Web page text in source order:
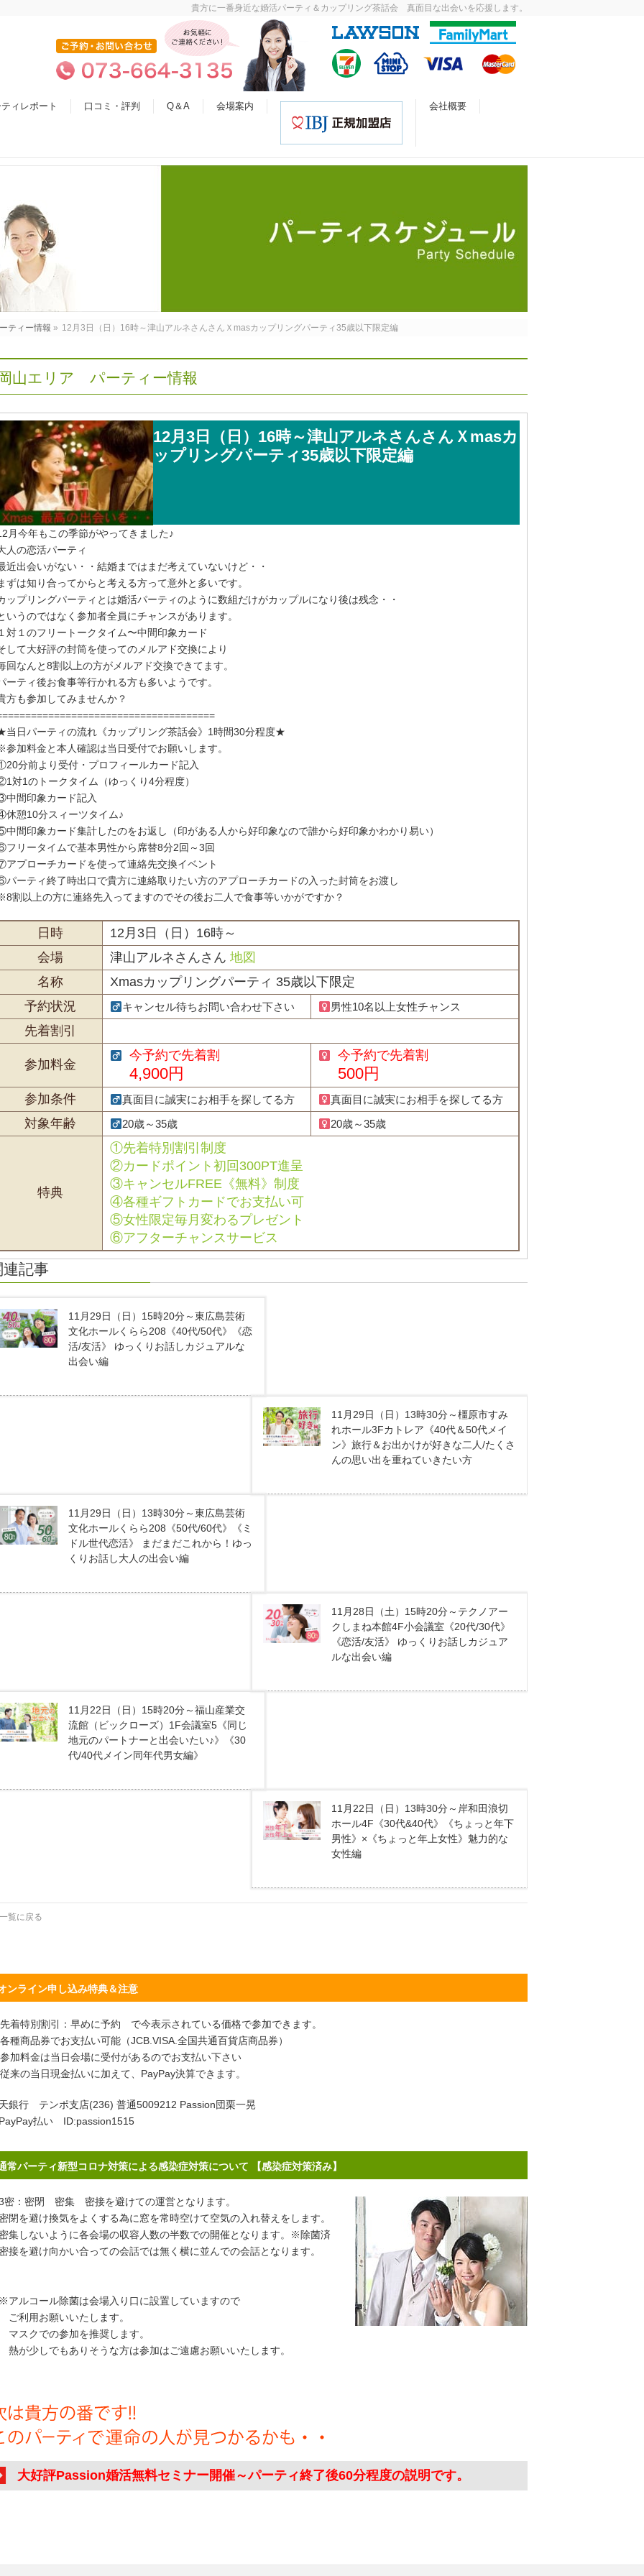
貴方に一番身近な婚活パーティ＆カップリング茶話会 真面目な出会いを応援します。
ィレポート 口コミ・評判 Q＆A 会場案内 会社概要
ティー情報 » 12月3日（日）16時～津山アルネさんさんＸmasカップリングパーティ35歳以下限定編
山エリア パーティー情報
12月3日（日）16時～津山アルネさんさんＸmasカ
ップリングパーティ35歳以下限定編
月今年もこの季節がやってきました♪
人の恋活パーティ
近出会いがない・・結婚まではまだ考えていないけど・・
ずは知り合ってからと考える方って意外と多いです。
ップリングパーティとは婚活パーティのように数組だけがカップルになり後は残念・・
いうのではなく参加者全員にチャンスがあります。
対１のフリートークタイム〜中間印象カード
して大好評の封筒を使ってのメルアド交換により
回なんと8割以上の方がメルアド交換できてます。
ーティ後お食事等行かれる方も多いようです。
方も参加してみませんか？
当日パーティの流れ《カップリング茶話会》1時間30分程度★
参加料金と本人確認は当日受付でお願いします。
分前より受付・プロフィールカード記入
対1のトークタイム（ゆっくり4分程度）
中間印象カード記入
休憩10分スィーツタイム♪
中間印象カード集計したのをお返し（印がある人から好印象なので誰から好印象かわかり易い）
フリータイムで基本男性から席替8分2回～3回
アプローチカードを使って連絡先交換イベント
パーティ終了時出口で貴方に連絡取りたい方のアプローチカードの入った封筒をお渡し
割以上の方に連絡先入ってますのでその後お二人で食事等いかがですか？
日時
12月3日（日）16時～
会場
津山アルネさんさん 地図
名称
Xmasカップリングパーティ 35歳以下限定
予約状況
キャンセル待ちお問い合わせ下さい 男性10名以上女性チャンス
先着割引
参加料金
今予約で先着割
4,900円
今予約で先着割
500円
参加条件 真面目に誠実にお相手を探してる方 真面目に誠実にお相手を探してる方
対象年齢 20歳～35歳 20歳～35歳
特典
①先着特別割引制度
②カードポイント初回300PT進呈
③キャンセルFREE《無料》制度
④各種ギフトカードでお支払い可
⑤女性限定毎月変わるプレゼント
⑥アフターチャンスサービス
連記事
11月29日（日）15時20分～東広島芸術
文化ホールくらら208《40代/50代》《恋
活/友活》 ゆっくりお話しカジュアルな
出会い編
11月29日（日）13時30分～橿原市すみ
れホール3Fカトレア《40代＆50代メイ
ン》旅行＆お出かけが好きな二人/たくさ
んの思い出を重ねていきたい方
11月29日（日）13時30分～東広島芸術
文化ホールくらら208《50代/60代》《ミ
ドル世代恋活》 まだまだこれから！ゆっ
くりお話し大人の出会い編
11月28日（土）15時20分～テクノアー
クしまね本館4F小会議室《20代/30代》
《恋活/友活》 ゆっくりお話しカジュア
ルな出会い編
11月22日（日）15時20分～福山産業交
流館（ビックローズ）1F会議室5《同じ
地元のパートナーと出会いたい♪》《30
代/40代メイン同年代男女編》
11月22日（日）13時30分～岸和田浪切
ホール4F《30代&40代》《ちょっと年下
男性》×《ちょっと年上女性》魅力的な
女性編
覧に戻る
ンライン申し込み特典＆注意
着特別割引：早めに予約 で今表示されている価格で参加できます。
種商品券でお支払い可能（JCB.VISA.全国共通百貨店商品券）
加料金は当日会場に受付があるのでお支払い下さい
来の当日現金払いに加えて、PayPay決算できます。
銀行 テンポ支店(236) 普通5009212 Passion団栗一晃
払い ID:passion1515
常パーティ新型コロナ対策による感染症対策について 【感染症対策済み】
：密閉 密集 密接を避けての運営となります。
を避け換気をよくする為に窓を常時空けて空気の入れ替えをします。
しないように各会場の収容人数の半数での開催となります。※除菌済
を避け向かい合っての会話では無く横に並んでの会話となります。
ルコール除菌は会場入り口に設置していますので
用お願いいたします。
クでの参加を推奨します。
少しでもありそうな方は参加はご遠慮お願いいたします。
大好評Passion婚活無料セミナー開催～パーティ終了後60分程度の説明です。